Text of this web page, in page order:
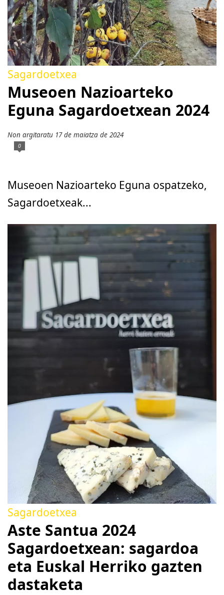
Sagardoetxea
Museoen Nazioarteko
Eguna Sagardoetxean 2024
Non argitaratu 17 de maiatza de 2024
0
Museoen Nazioarteko Eguna ospatzeko,
Sagardoetxeak...
Sagardoetxea
Aste Santua 2024
Sagardoetxean: sagardoa
eta Euskal Herriko gazten
dastaketa